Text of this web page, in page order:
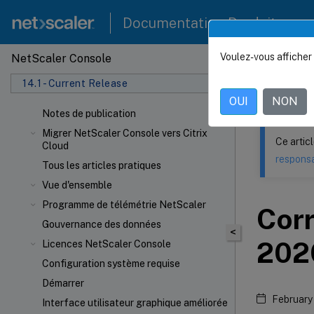
Documentation Produit
NetScaler Console
14.1 - Current Release
Notes de publication
Migrer NetScaler Console vers Citrix
Cloud
Tous les articles pratiques
Vue d'ensemble
Programme de télémétrie NetScaler
Gouvernance des données
Licences NetScaler Console
Configuration système requise
Démarrer
Interface utilisateur graphique améliorée
Ce contenu a
<
Ce
Voulez-vous
OUI NON